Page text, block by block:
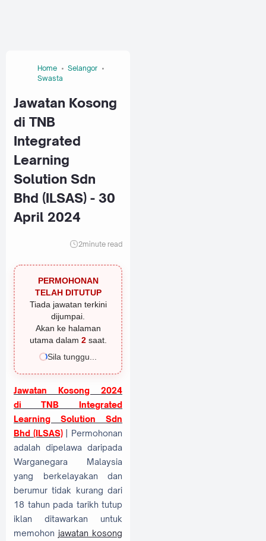
Home
Selangor
Swasta
Jawatan Kosong
di TNB
Integrated
Learning
Solution Sdn
Bhd (ILSAS) - 30
April 2024
2minute read
PERMOHONAN
TELAH DITUTUP
Tiada jawatan terkini
dijumpai.
Akan ke halaman
utama dalam 1saat.
Sila tunggu...
Jawatan Kosong 2024
di TNB Integrated
Learning Solution Sdn
Bhd (ILSAS) | Permohonan
adalah dipelawa daripada
Warganegara Malaysia
yang berkelayakan dan
berumur tidak kurang dari
18 tahun pada tarikh tutup
iklan ditawarkan untuk
memohon jawatan kosong